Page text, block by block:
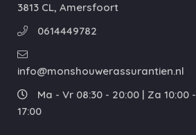
3813 CL, Amersfoort
0614449782
info@monshouwerassurantien.nl
Ma - Vr 08:30 - 20:00 | Za 10:00 -
17:00